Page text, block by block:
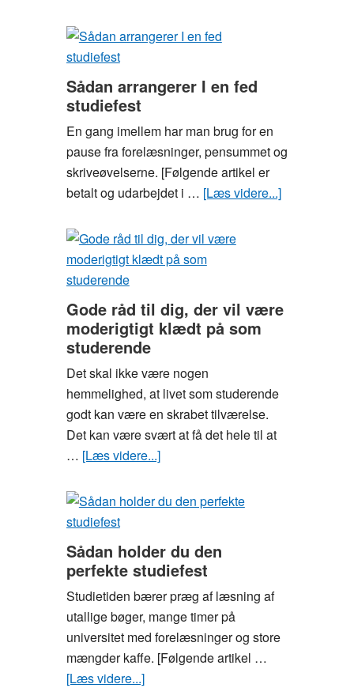
skal
du
være
opmærksom
på
som
studerende,
før
underskriver
din
lejekontrakt
Sådan arrangerer I en fed
studiefest
En gang imellem har man brug for en
pause fra forelæsninger, pensummet og
skriveøvelserne. [Følgende artikel er
betalt og udarbejdet i … [Læs videre...]om
studiefest
Gode råd til dig, der vil være
moderigtigt klædt på som
studerende
Det skal ikke være nogen
hemmelighed, at livet som studerende
godt kan være en skrabet tilværelse.
Det kan være svært at få det hele til at
… [Læs videre...]om
råd
der
vil
være
moderigtigt
klædt
på
Sådan holder du den
perfekte studiefest
Studietiden bærer præg af læsning af
utallige bøger, mange timer på
universitet med forelæsninger og store
mængder kaffe. [Følgende artikel …
[Læs videre...]om